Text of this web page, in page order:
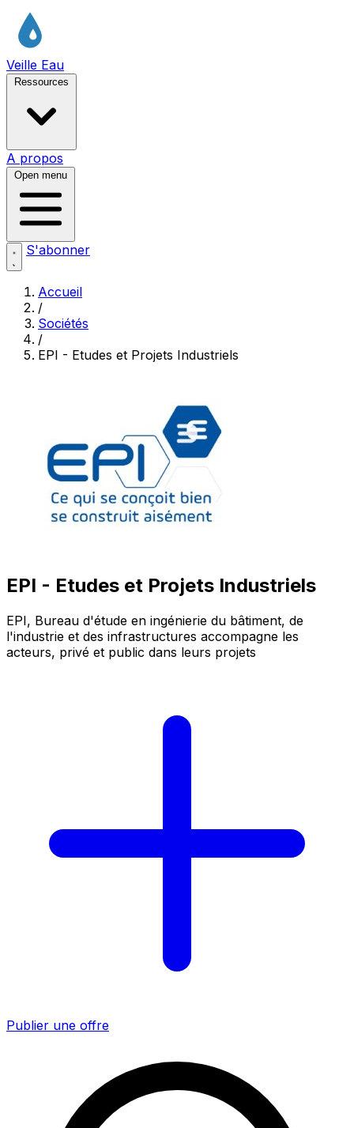
Veille Eau
Ressources
A propos
Open menu
S'abonner
Accueil
/
Sociétés
/
EPI - Etudes et Projets Industriels
EPI - Etudes et Projets Industriels
EPI, Bureau d'étude en ingénierie du bâtiment, de
l'industrie et des infrastructures accompagne les
acteurs, privé et public dans leurs projets
Publier une offre